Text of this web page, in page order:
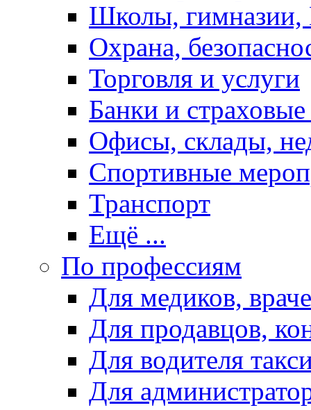
Школы,
Охрана,
Торговля и услуги
Банки и
Офисы, склады,
Спортивные
Транспорт
Ещё ...
По профессиям
Для медиков,
Для продавцов,
Для водителя
Для